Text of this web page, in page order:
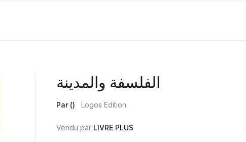
الفلسفة والمدينة
Par () Logos Edition
Vendu par LIVRE PLUS